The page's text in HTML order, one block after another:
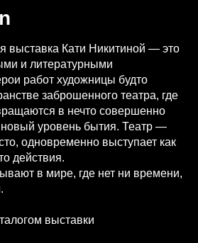
выставка Кати Никитиной — это
и литературными
работ художницы будто
заброшенного театра, где
в нечто совершенно
уровень бытия. Театр —
одновременно выступает как
действия.
в мире, где нет ни времени,
выставки